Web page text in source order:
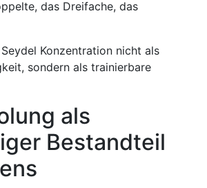
das Dreifache, das
Konzentration nicht als
sondern als trainierbare
als
Bestandteil